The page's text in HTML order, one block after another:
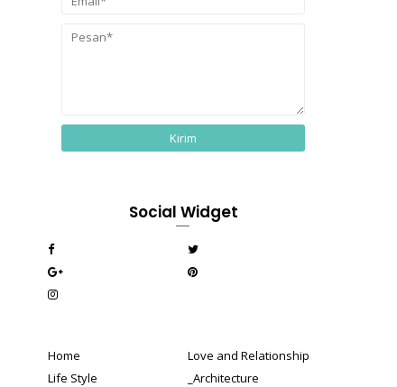
Social Widget
Home
Love and Relationship
Life Style
_Architecture